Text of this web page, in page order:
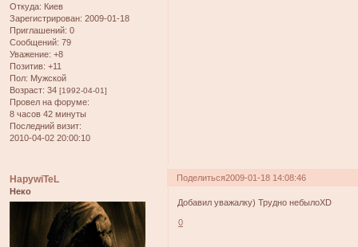
Откуда: Киев
Зарегистрирован: 2009-01-18
Приглашений: 0
Сообщений: 79
Уважение: +8
Позитив: +11
Пол: Мужской
Возраст: 34 [1992-04-01]
Провел на форуме:
8 часов 42 минуты
Последний визит:
2010-04-02 20:00:10
Поделиться2009-01-18 14:08:46
HapywiTeL
Неко
Добавил уважалку) Трудно небылоXD
0